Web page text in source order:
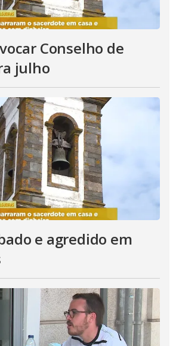
Conselho de
julho
e agredido em